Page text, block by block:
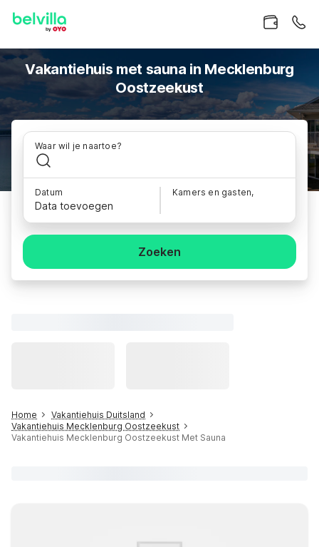
Vakantiehuis met sauna in Mecklenburg
Oostzeekust
Waar wil je naartoe?
Datum
Data toevoegen
Kamers en gasten,
Zoeken
Home
Vakantiehuis Duitsland
Vakantiehuis Mecklenburg Oostzeekust
Vakantiehuis Mecklenburg Oostzeekust Met Sauna